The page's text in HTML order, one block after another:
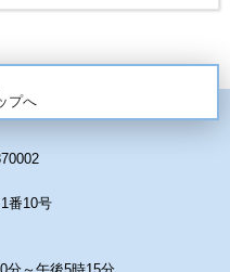
プへ
番10号